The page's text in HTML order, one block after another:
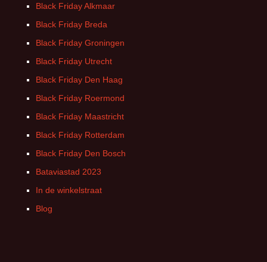
Black Friday Alkmaar
Black Friday Breda
Black Friday Groningen
Black Friday Utrecht
Black Friday Den Haag
Black Friday Roermond
Black Friday Maastricht
Black Friday Rotterdam
Black Friday Den Bosch
Bataviastad 2023
In de winkelstraat
Blog